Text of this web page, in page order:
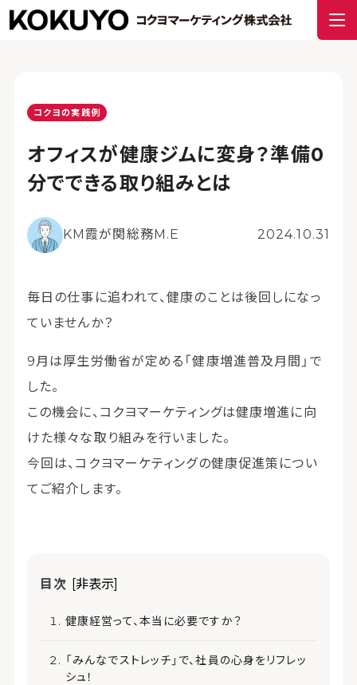
コクヨの実践例
オフィスが健康ジムに変身？準備0
分でできる取り組みとは
KM霞が関総務M.E 2024.10.31
毎日の仕事に追われて、健康のことは後回しになっ
ていませんか？
9月は厚生労働省が定める「健康増進普及月間」で
した。
この機会に、コクヨマーケティングは健康増進に向
けた様々な取り組みを行いました。
今回は、コクヨマーケティングの健康促進策につい
てご紹介します。
目次 [非表示]
健康経営って、本当に必要ですか？
「みんなでストレッチ」で、社員の心身をリフレッ
シュ！